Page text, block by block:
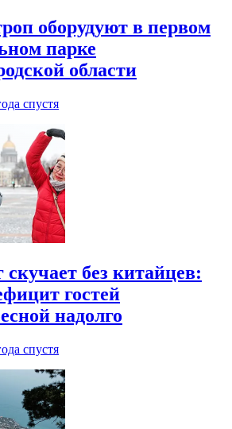
оборудуют в первом
парке
области
спустя
скучает без китайцев:
гостей
надолго
спустя